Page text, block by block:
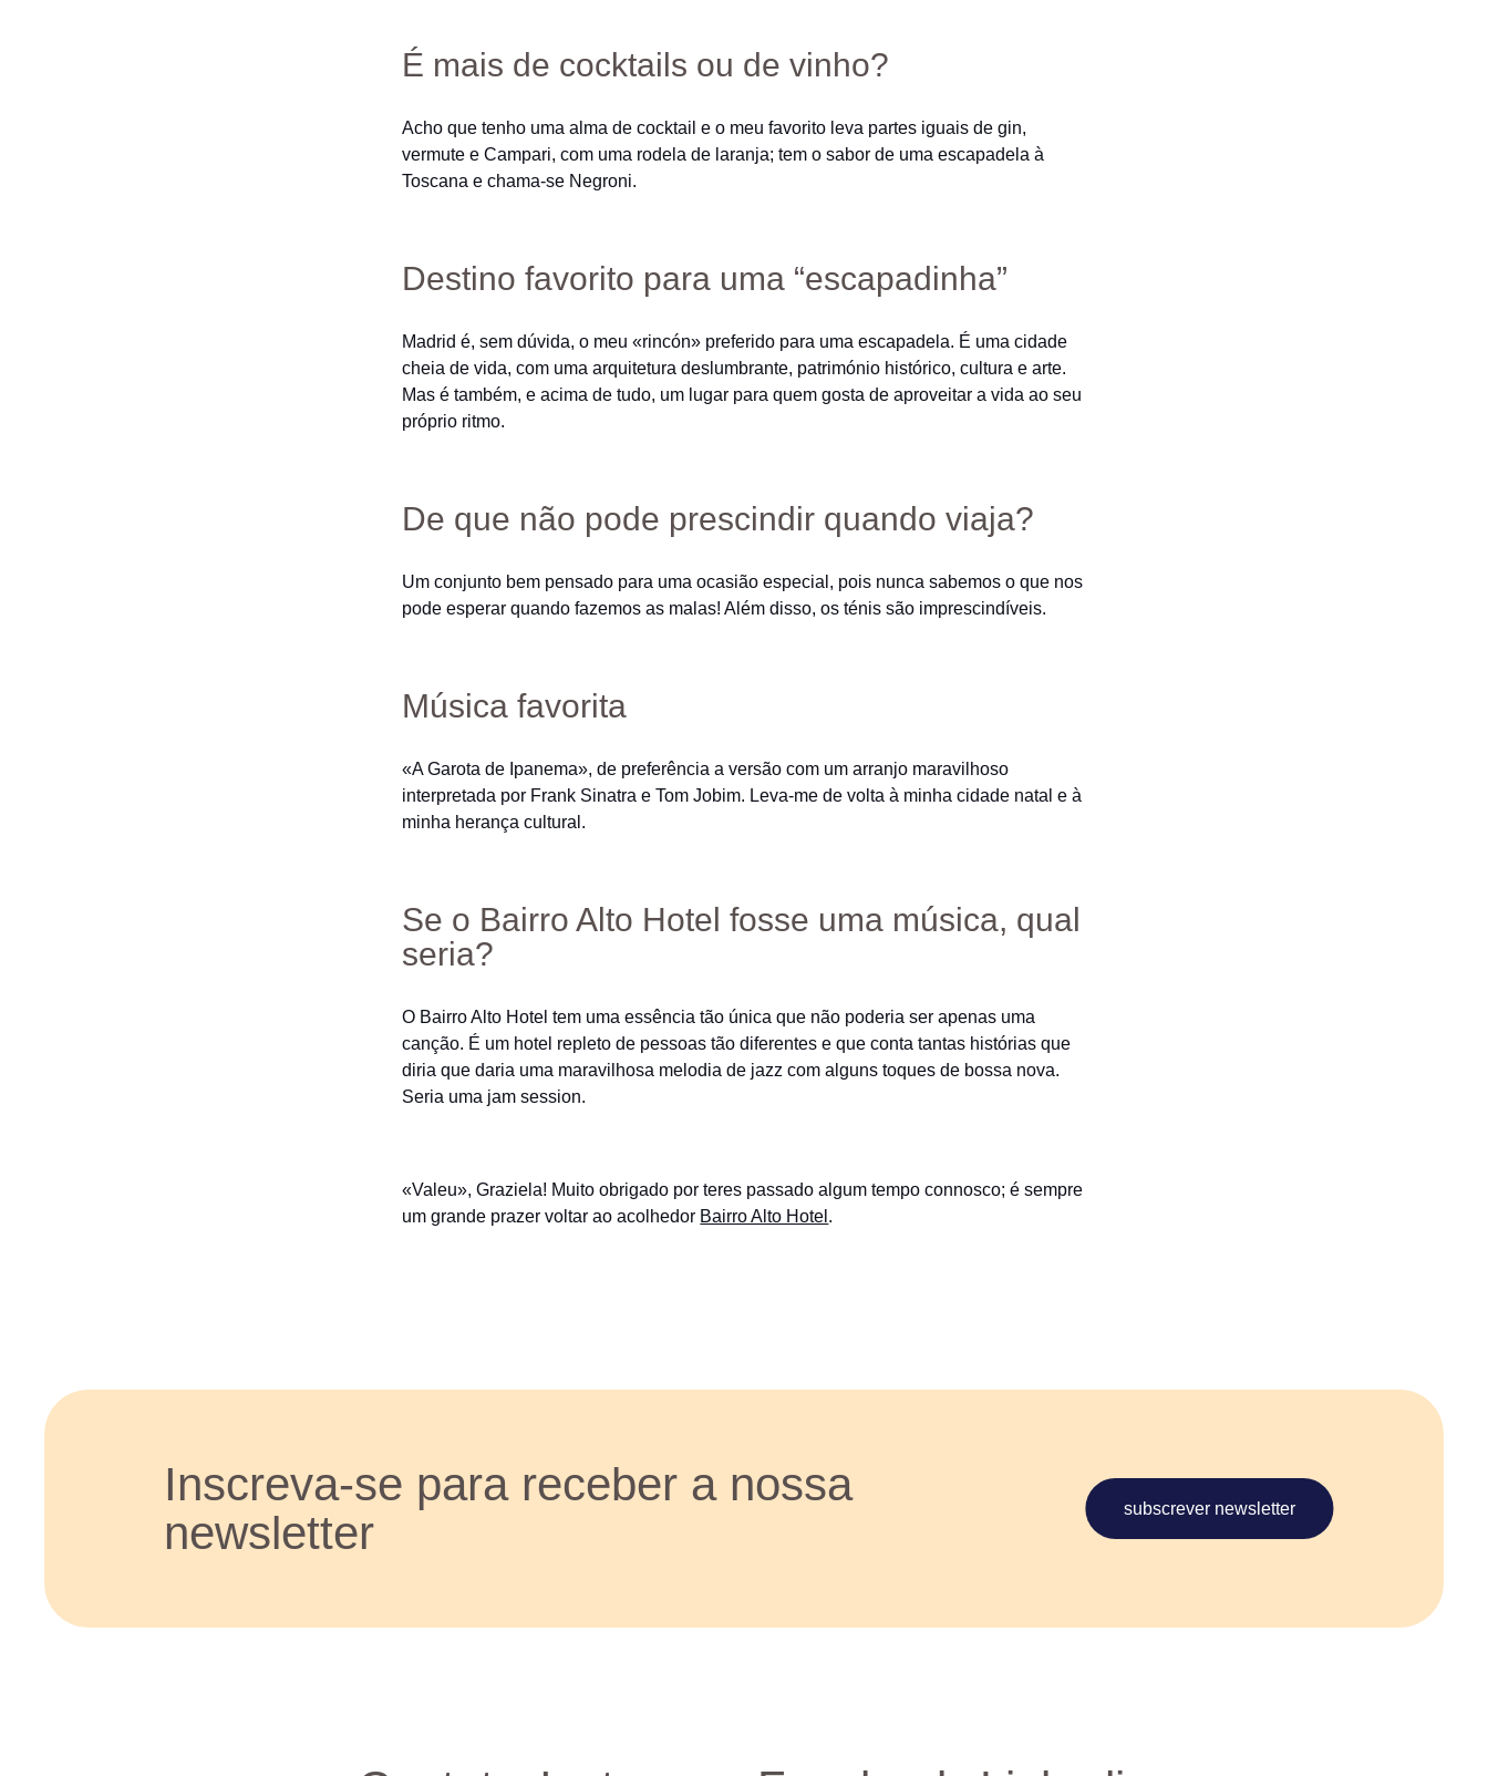
É mais de cocktails ou de vinho?
Acho que tenho uma alma de cocktail e o meu favorito leva partes iguais de gin,
vermute e Campari, com uma rodela de laranja; tem o sabor de uma escapadela à
Toscana e chama-se Negroni.
Destino favorito para uma “escapadinha”
Madrid é, sem dúvida, o meu «rincón» preferido para uma escapadela. É uma cidade
cheia de vida, com uma arquitetura deslumbrante, património histórico, cultura e arte.
Mas é também, e acima de tudo, um lugar para quem gosta de aproveitar a vida ao seu
próprio ritmo.
De que não pode prescindir quando viaja?
Um conjunto bem pensado para uma ocasião especial, pois nunca sabemos o que nos
pode esperar quando fazemos as malas! Além disso, os ténis são imprescindíveis.
Música favorita
«A Garota de Ipanema», de preferência a versão com um arranjo maravilhoso
interpretada por Frank Sinatra e Tom Jobim. Leva-me de volta à minha cidade natal e à
minha herança cultural.
Se o Bairro Alto Hotel fosse uma música, qual
seria?
O Bairro Alto Hotel tem uma essência tão única que não poderia ser apenas uma
canção. É um hotel repleto de pessoas tão diferentes e que conta tantas histórias que
diria que daria uma maravilhosa melodia de jazz com alguns toques de bossa nova.
Seria uma jam session.
«Valeu», Graziela! Muito obrigado por teres passado algum tempo connosco; é sempre
um grande prazer voltar ao acolhedor Bairro Alto Hotel .
Inscreva-se para receber a nossa
newsletter
subscrever newsletter